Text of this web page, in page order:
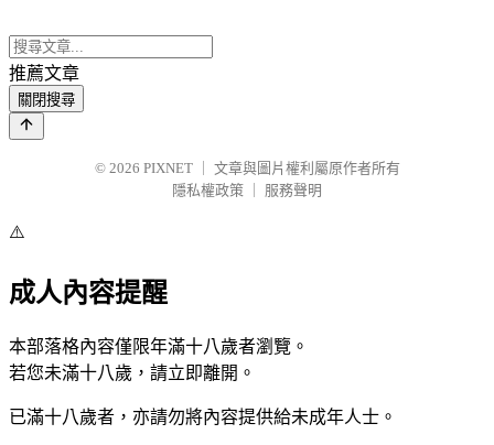
推薦文章
關閉搜尋
© 2026 PIXNET
文章與圖片權利屬原作者所有
隱私權政策
服務聲明
⚠️
成人內容提醒
本部落格內容僅限年滿十八歲者瀏覽。
若您未滿十八歲，請立即離開。
已滿十八歲者，亦請勿將內容提供給未成年人士。